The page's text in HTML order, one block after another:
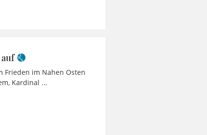
Frieden im Nahen Osten
Kardinal ...